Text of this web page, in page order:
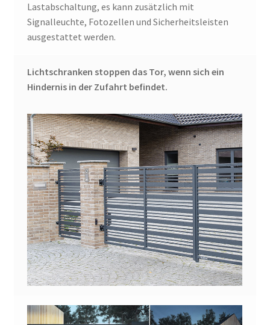
Lastabschaltung, es kann zusätzlich mit
Signalleuchte, Fotozellen und Sicherheitsleisten
ausgestattet werden.
Lichtschranken stoppen das Tor, wenn sich ein
Hindernis in der Zufahrt befindet.